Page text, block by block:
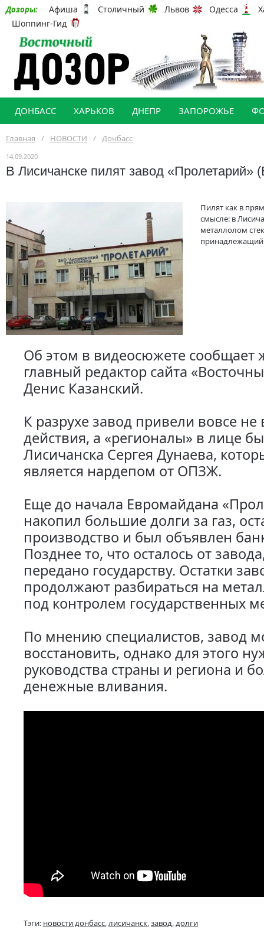
Дозоры: Афиша Столичный Львов Одесса
Шоппинг-Гид
ДОНБАСС ХАРЬКОВ ДНЕПР ЗАПОРОЖЬЕ
Главная / НОВОСТИ / Донбасс
14.09.2020
В Лисичанске пилят завод
Пилят как в
смысле: в
металлолом
принадлежащий
Об этом в видеосюжете сообщает
главный редактор сайта
Денис Казанский.
К разрухе завод привели вовсе
действия, а «регионалы» в лице
Лисичанска Сергея Дунаева,
является нардепом от ОПЗЖ.
Еще до начала Евромайдана
накопил большие долги за газ,
производство и был объявлен
Позднее то, что осталось от
передано государству. Остатки
продолжают разбираться на
под контролем государственных
По мнению специалистов, завод
восстановить, однако для этого
руководства страны и региона и
денежные вливания.
Тэги: новости донбасс,лисичанск,завод,долги